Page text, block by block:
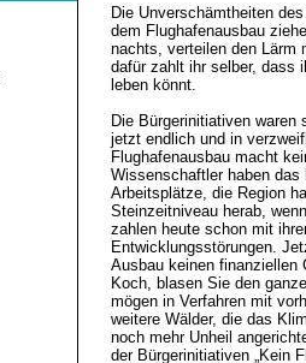
Die Unverschämtheiten
dem Flughafenausbau
nachts, verteilen den Lärm
dafür zahlt ihr selber, dass
leben könnt.
Die Bürgerinitiativen waren
jetzt endlich und in
Flughafenausbau macht
Wissenschaftler haben
Arbeitsplätze, die Region
Steinzeitniveau herab,
zahlen heute schon mit
Entwicklungsstörungen.
Ausbau keinen finanziellen
Koch, blasen Sie den
mögen in Verfahren mit
weitere Wälder, die das
noch mehr Unheil
der Bürgerinitiativen „Kein